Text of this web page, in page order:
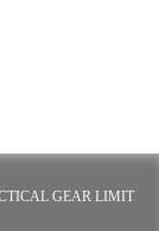
GEAR LIMIT